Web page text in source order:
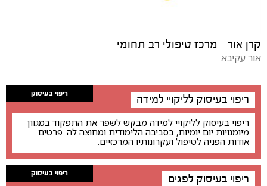
קרן אור - מרכז טיפולי רב תחומי
אור עקיבא
ריפוי בעיסוק ריפוי בעיסוק לליקויי למידה
ריפוי בעיסוק לליקויי למידה מבקש לשפר את התפקוד במגוון
מיומנויות יום יומיות, בסביבה הלימודית ומחוצה לה. פרטים
אודות הפניה לטיפול ועקרונותיו המרכזיים.
ריפוי בעיסוק ריפוי בעיסוק לפגים